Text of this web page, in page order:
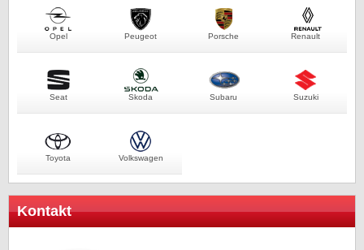
Opel Peugeot Porsche Renault
Seat Skoda Subaru Suzuki
Toyota Volkswagen
Kontakt